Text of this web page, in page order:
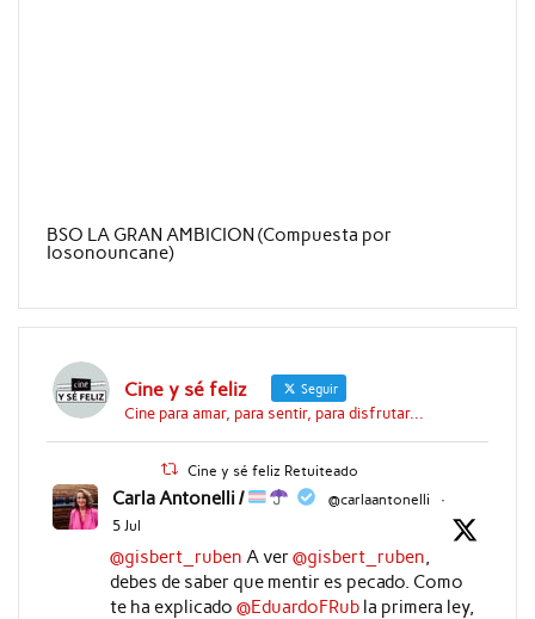
BSO LA GRAN AMBICION (Compuesta por
Iosonouncane)
Cine y sé feliz Seguir
Cine para amar, para sentir, para disfrutar...
Cine y sé feliz Retuiteado
Carla Antonelli / @carlaantonelli
·
5 Jul
@gisbert_ruben A ver@gisbert_ruben
debes de saber que mentir es pecado. Como
te ha explicado @EduardoFRubla primera ley,